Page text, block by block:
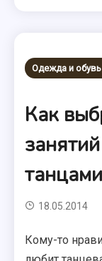
Одежда и
Как
18.05.2014
Кому-то